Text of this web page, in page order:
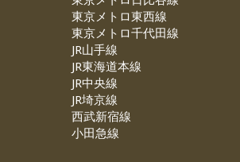
東京メトロ東西線
東京メトロ千代田線
JR山手線
JR東海道本線
JR中央線
JR埼京線
西武新宿線
小田急線